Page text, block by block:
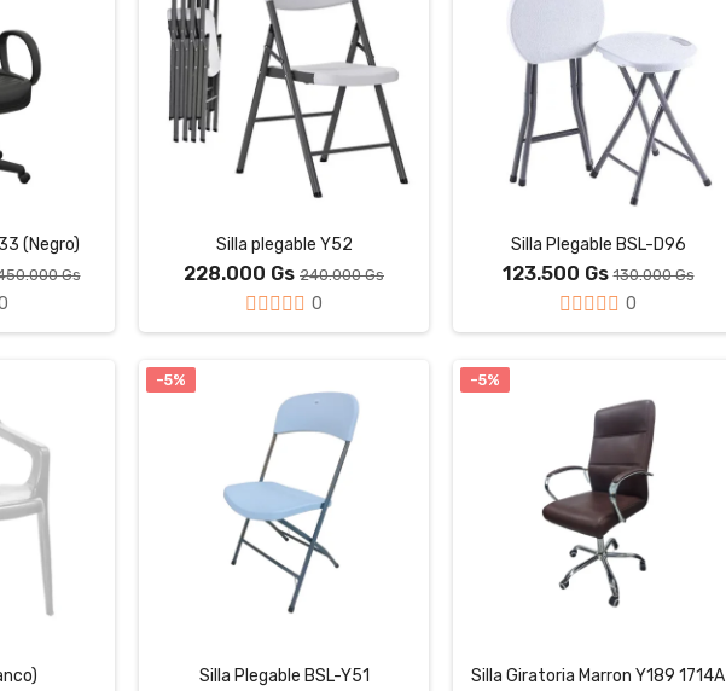
(Negro)
Gs
Silla plegable Y52
228.000 Gs 240.000 Gs
0
Silla Plegable BSL-D96
123.500 Gs130.000 Gs
0
-5%
Silla Plegable BSL-Y51
-5%
Silla Giratoria Marron Y189 1714A